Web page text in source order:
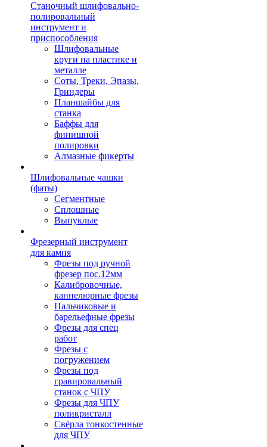
Станочный шлифовально-
полировальный
инструмент и
приспособления
Шлифовальные
круги на пластике и
металле
Соты, Треки, Эпазы,
Гриндеры
Планшайбы для
станка
Баффы для
финишной
полировки
Алмазные фикерты
Шлифовальные чашки
(фаты)
Сегментные
Сплошные
Выпуклые
Фрезерный инструмент
для камня
Фрезы под ручной
фрезер пос.12мм
Калибровочные,
каннелюрные фрезы
Пальчиковые и
барельефные фрезы
Фрезы для спец
работ
Фрезы с
погружением
Фрезы под
гравировальный
станок с ЧПУ
Фрезы для ЧПУ
поликристалл
Свёрла тонкостенные
для ЧПУ